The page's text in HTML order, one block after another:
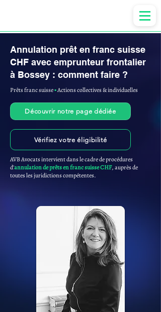
Annulation prêt en franc suisse
CHF avec emprunteur frontalier
à Bossey : comment faire ?
Prêts franc suisse▪︎Actions collectives & individuelles
Découvrir notre page dédiée
Vérifiez votre éligibilité
AVB Avocats intervient dans le cadre de procédures
d'annulation de prêts en franc suisse CHF, auprès de
toutes les juridictions compétentes.